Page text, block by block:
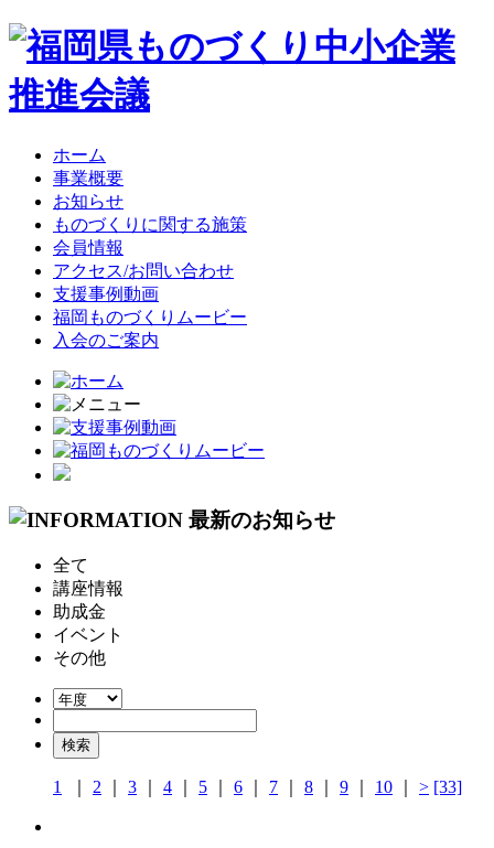
ホーム
事業概要
お知らせ
ものづくりに関する施策
会員情報
アクセス/お問い合わせ
支援事例動画
福岡ものづくりムービー
入会のご案内
全て
講座情報
助成金
イベント
その他
1 2 3 4 5 6 7 8 9 10 > [33]